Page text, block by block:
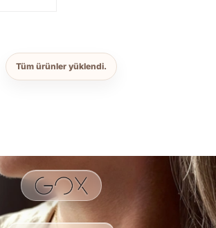
Tüm ürünler yüklendi.